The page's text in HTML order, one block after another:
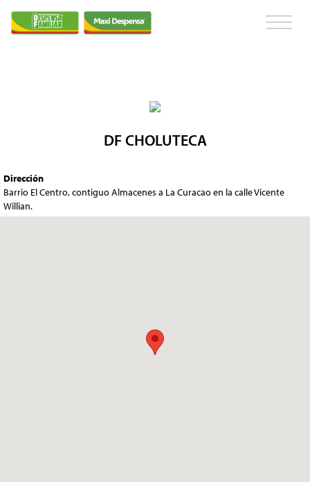
DF CHOLUTECA
Dirección
Barrio El Centro, contiguo Almacenes a La Curacao en la calle Vicente
Willian.